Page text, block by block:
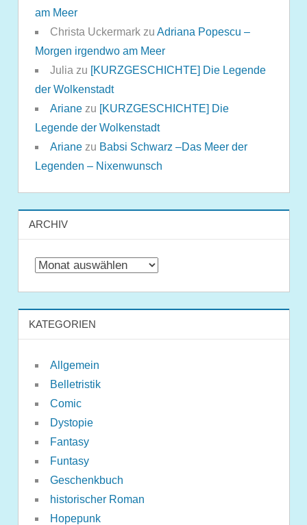
am Meer
Christa Uckermarkzu Adriana Popescu –
Morgen irgendwo am Meer
Julia zu [KURZGESCHICHTE] Die Legende
der Wolkenstadt
Arianezu [KURZGESCHICHTE] Die
Legende der Wolkenstadt
Arianezu Babsi Schwarz –Das Meer der
Legenden – Nixenwunsch
ARCHIV
Archiv
KATEGORIEN
Allgemein
Belletristik
Comic
Dystopie
Fantasy
Funtasy
Geschenkbuch
historischer Roman
Hopepunk